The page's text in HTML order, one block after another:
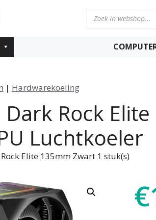
Producten
zoeken
| Hardwarekoeling
Dark Rock
Luchtkoeler
Elite 135mm Zwart 1 stuk(s)
€